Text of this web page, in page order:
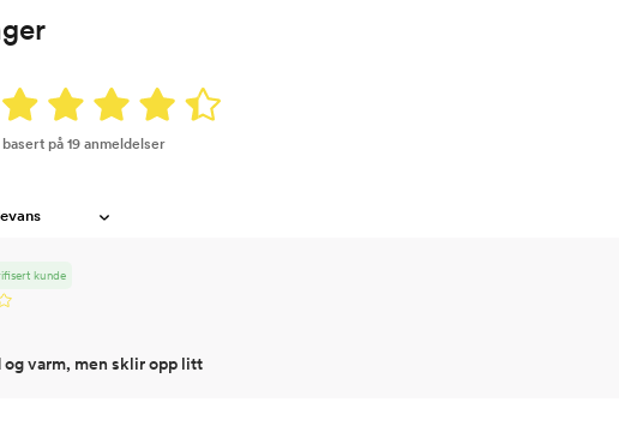
basert på 19 anmeldelser
etter
kunde
og varm, men sklir opp litt